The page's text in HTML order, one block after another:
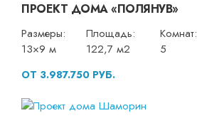
ПРОЕКТ ДОМА «ПОЛЯНУВ»
Размеры:
13×9 м
Площадь:
122,7 м2
Комнат:
5
ОТ 3.987.750 РУБ.